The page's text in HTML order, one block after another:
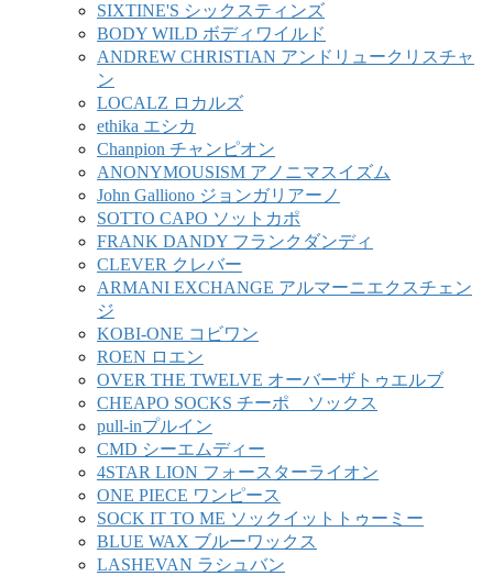
SIXTINE'S シックスティンズ
BODY WILD ボディワイルド
ANDREW CHRISTIAN アンドリュークリスチャ
ン
LOCALZ ロカルズ
ethika エシカ
Chanpion チャンピオン
ANONYMOUSISM アノニマスイズム
John Galliono ジョンガリアーノ
SOTTO CAPO ソットカポ
FRANK DANDY フランクダンディ
CLEVER クレバー
ARMANI EXCHANGE アルマーニエクスチェン
ジ
KOBI-ONE コビワン
ROEN ロエン
OVER THE TWELVE オーバーザトゥエルブ
CHEAPO SOCKS チーポ ソックス
pull-inプルイン
CMD シーエムディー
4STAR LION フォースターライオン
ONE PIECE ワンピース
SOCK IT TO ME ソックイットトゥーミー
BLUE WAX ブルーワックス
LASHEVAN ラシュバン